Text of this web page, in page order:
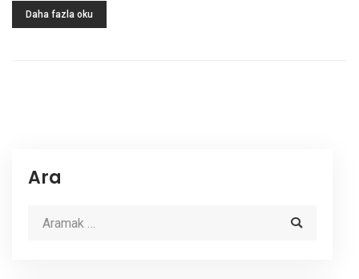
Daha fazla oku
Ara